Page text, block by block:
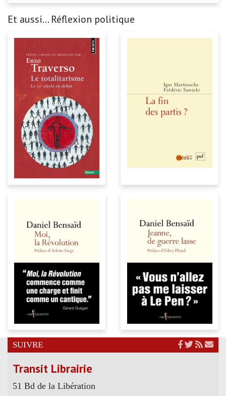
Et aussi... Réflexion politique
SUIVRE
Transit Librairie
51 Bd de la Libération